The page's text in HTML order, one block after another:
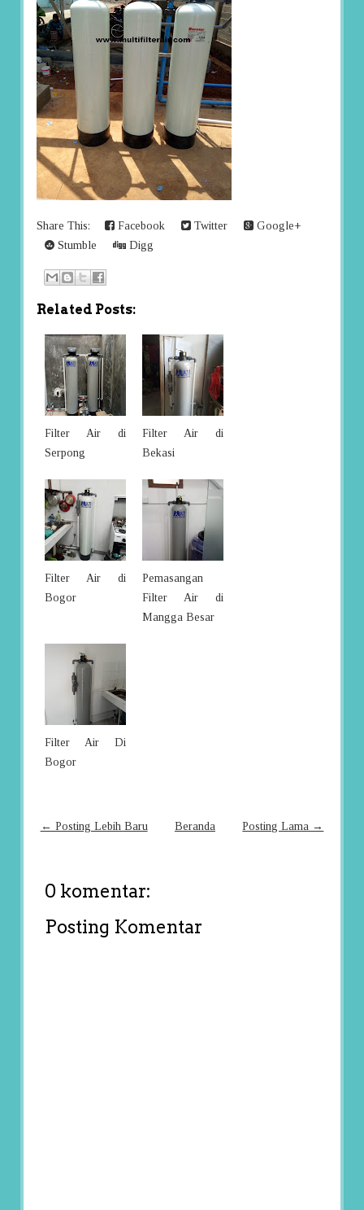
Share This: Facebook Twitter
Google+
Stumble
Digg
Related Posts:
Filter Air di
Serpong
Filter Air di
Bekasi
Filter Air di
Bogor
Pemasangan
Filter Air di
Mangga Besar
Filter Air Di
Bogor
← Posting Lebih Baru Posting Lama →
Beranda
0 komentar:
Posting Komentar